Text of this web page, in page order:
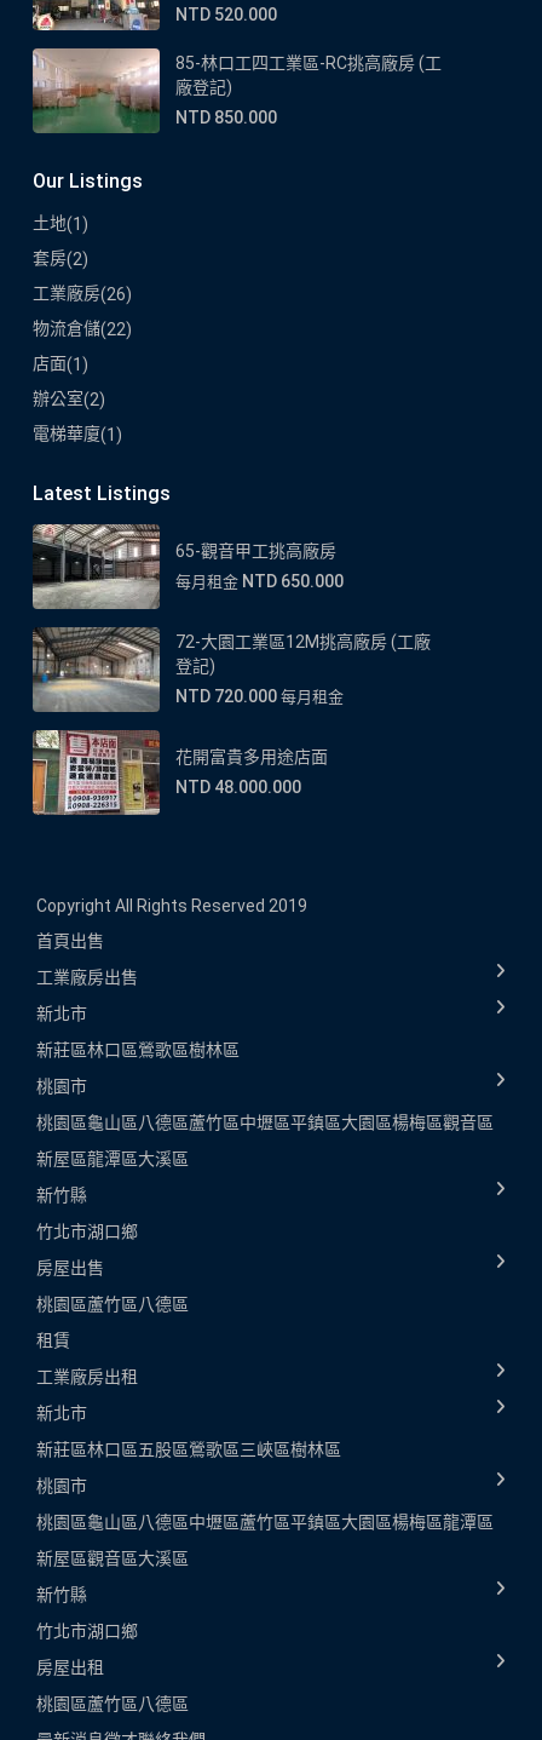
NTD 520.000
85-林口工四工業區-RC挑高廠房 (工
廠登記)
NTD 850.000
Our Listings
土地(1)
套房(2)
工業廠房(26)
物流倉儲(22)
店面(1)
辦公室(2)
電梯華廈(1)
Latest Listings
65-觀音甲工挑高廠房
每月租金 NTD 650.000
72-大園工業區12M挑高廠房 (工廠
登記)
NTD 720.000 每月租金
花開富貴多用途店面
NTD 48.000.000
Copyright All Rights Reserved 2019
首頁出售
工業廠房出售
新北市
新莊區林口區鶯歌區樹林區
桃園市
桃園區龜山區八德區蘆竹區中壢區平鎮區大園區楊梅區觀音區
新屋區龍潭區大溪區
新竹縣
竹北市湖口鄉
房屋出售
桃園區蘆竹區八德區
租賃
工業廠房出租
新北市
新莊區林口區五股區鶯歌區三峽區樹林區
桃園市
桃園區龜山區八德區中壢區蘆竹區平鎮區大園區楊梅區龍潭區
新屋區觀音區大溪區
新竹縣
竹北市湖口鄉
房屋出租
桃園區蘆竹區八德區